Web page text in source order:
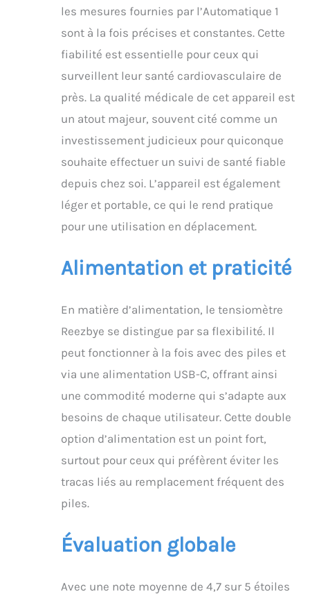
les mesures fournies par l’Automatique 1
sont à la fois précises et constantes. Cette
fiabilité est essentielle pour ceux qui
surveillent leur santé cardiovasculaire de
près. La qualité médicale de cet appareil est
un atout majeur, souvent cité comme un
investissement judicieux pour quiconque
souhaite effectuer un suivi de santé fiable
depuis chez soi. L’appareil est également
léger et portable, ce qui le rend pratique
pour une utilisation en déplacement.
Alimentation et praticité
En matière d’alimentation, le tensiomètre
Reezbye se distingue par sa flexibilité. Il
peut fonctionner à la fois avec des piles et
via une alimentation USB-C, offrant ainsi
une commodité moderne qui s’adapte aux
besoins de chaque utilisateur. Cette double
option d’alimentation est un point fort,
surtout pour ceux qui préfèrent éviter les
tracas liés au remplacement fréquent des
piles.
Évaluation globale
Avec une note moyenne de 4,7 sur 5 étoiles